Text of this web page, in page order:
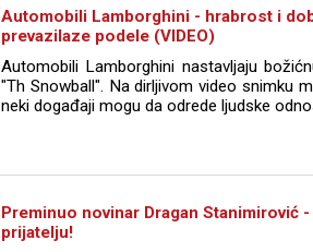
Automobili Lamborghini - hrabrost i
prevazilaze podele (VIDEO)
Automobili Lamborghini nastavljaju
"Th Snowball". Na dirljivom video snimku
neki događaji mogu da odrede ljudske
Preminuo novinar Dragan Stanimirović
prijatelju!